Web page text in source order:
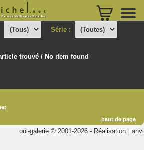
Série :
trouvé / No item found
haut de page
oui-galerie © 2001-2026 - Réalisation : anvi